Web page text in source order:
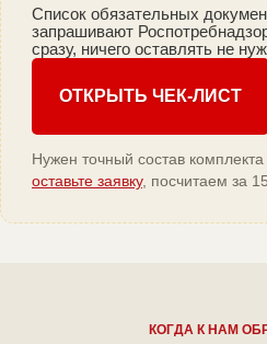
Список обязательных
запрашивают
сразу, ничего оставлять не
ОТКРЫТЬ ЧЕК-ЛИСТ
Нужен точный состав
оставьте заявку, посчитаем за
КОГДА К НАМ